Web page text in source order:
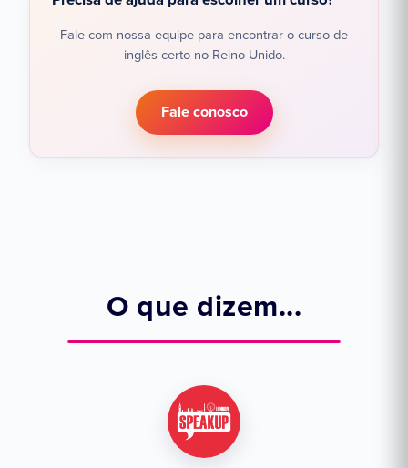
Fale com nossa equipe para encontrar o curso de
inglês certo no Reino Unido.
Fale conosco
O que dizem...